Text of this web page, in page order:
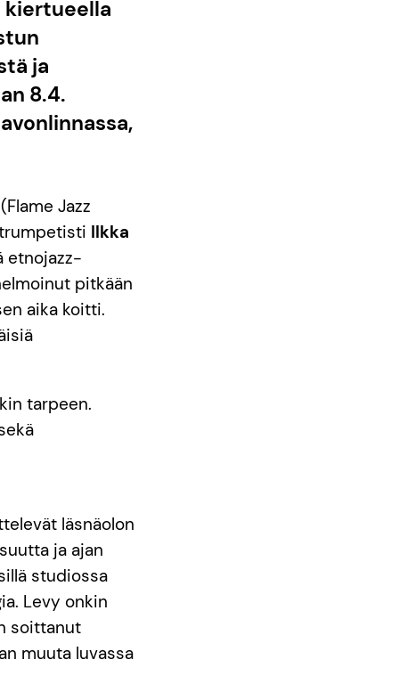
kiertueella
ja
8.4.
Jazz
Ilkka
etnojazz-
pitkään
aika koitti.
tarpeen.
läsnäolon
ja ajan
studiossa
Levy onkin
soittanut
muuta luvassa